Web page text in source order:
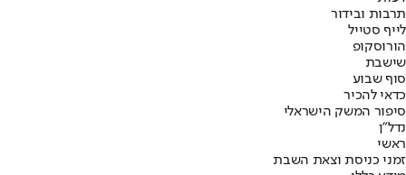
תרבות ובידור
לייף סטייל
הורוסקופ
שישבת
סוף שבוע
כדאי להכיר
סיפור המשק הישראלי
נדל"ן
ראשי
זמני כניסת וצאת השבת